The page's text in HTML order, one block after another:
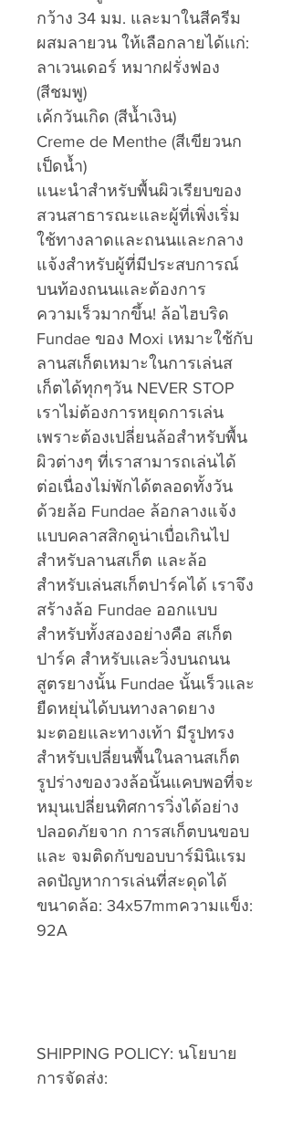
กว้าง 34 มม. และมาในสีครีม
ผสมลายวน ให้เลือกลายได้เเก่:
ลาเวนเดอร์ หมากฝรั่งฟอง
(สีชมพู)
เค้กวันเกิด (สีน้ำเงิน)
Creme de Menthe (สีเขียวนก
เป็ดน้ำ)
แนะนำสำหรับพื้นผิวเรียบของ
สวนสาธารณะและผู้ที่เพิ่งเริ่ม
ใช้ทางลาดและถนนและกลาง
แจ้งสำหรับผู้ที่มีประสบการณ์
บนท้องถนนและต้องการ
ความเร็วมากขึ้น! ล้อไฮบริด
Fundae ของ Moxi เหมาะใช้กับ
ลานสเก็ตเหมาะในการเล่นส
เก็ตได้ทุกๆวัน NEVER STOP
เราไม่ต้องการหยุดการเล่น
เพราะต้องเปลี่ยนล้อสำหรับพื้น
ผิวต่างๆ ที่เราสามารถเล่นได้
ต่อเนื่องไม่พักได้ตลอดทั้งวัน
ด้วยล้อ Fundae ล้อกลางแจ้ง
แบบคลาสสิกดูน่าเบื่อเกินไป
สำหรับลานสเก็ต และล้อ
สำหรับเล่นสเก็ตปาร์คได้ เราจึง
สร้างล้อ Fundae ออกแบบ
สำหรับทั้งสองอย่างคือ สเก็ต
ปาร์ค สำหรับเเละวิ่งบนถนน
สูตรยางนั้น Fundae นั้นเร็วและ
ยืดหยุ่นได้บนทางลาดยาง
มะตอยและทางเท้า มีรูปทรง
สำหรับเปลี่ยนพื้นในลานสเก็ต
รูปร่างของวงล้อนั้นแคบพอที่จะ
หมุนเปลี่ยนทิศการวิ่งได้อย่าง
ปลอดภัยจาก การสเก็ตบนขอบ
และ จมติดกับขอบบาร์มินิเเรม
ลดปัญหาการเล่นที่สะดุดได้
ขนาดล้อ: 34x57mmความแข็ง:
92A
SHIPPING POLICY: นโยบาย
การจัดส่ง: